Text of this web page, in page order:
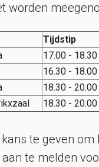
worden
Tijdstip
17.00 - 18.30
16.30 - 18.00
18.30 - 20.00
18.30 - 20.00
te geven om
te melden